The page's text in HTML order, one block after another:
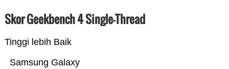
Skor Geekbench 4 Single-Thread
Tinggi lebih Baik
Samsung Galaxy